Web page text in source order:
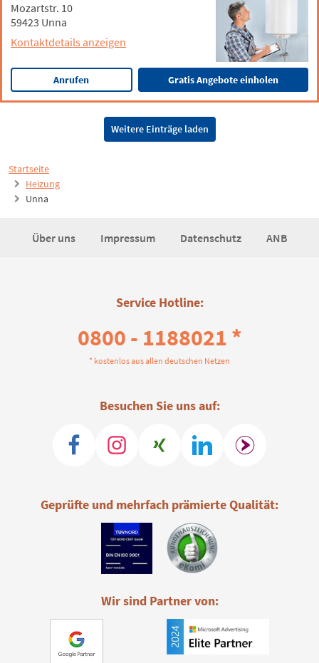
Startseite
Heizung
Unna
Mozartstr. 10
59423 Unna
Kontaktdetails anzeigen
Anrufen Gratis Angebote einholen
Weitere Einträge laden
Über uns Impressum Datenschutz ANB
Service Hotline:
0800 - 1188021 *
* kostenlos aus allen deutschen Netzen
Besuchen Sie uns auf:
Geprüfte und mehrfach prämierte Qualität:
Wir sind Partner von: